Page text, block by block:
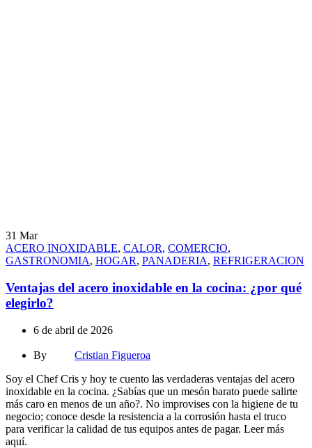
31 Mar
ACERO INOXIDABLE, CALOR, COMERCIO,
GASTRONOMIA, HOGAR, PANADERIA, REFRIGERACION
Ventajas del acero inoxidable en la cocina: ¿por qué
elegirlo?
6 de abril de 2026
By
Cristian Figueroa
Soy el Chef Cris y hoy te cuento las verdaderas ventajas del acero
inoxidable en la cocina. ¿Sabías que un mesón barato puede salirte
más caro en menos de un año?. No improvises con la higiene de tu
negocio; conoce desde la resistencia a la corrosión hasta el truco
para verificar la calidad de tus equipos antes de pagar. Leer más
aquí.